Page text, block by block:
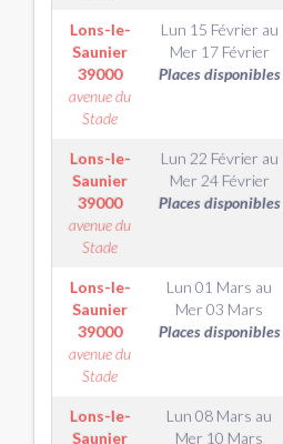
Lons-le-
Saunier
39000
avenue du
Stade
Lun 15 Février au
Mer 17 Février
Places disponibles
Lons-le-
Saunier
39000
avenue du
Stade
Lun 22 Février au
Mer 24 Février
Places disponibles
Lons-le-
Saunier
39000
avenue du
Stade
Lun 01 Mars au
Mer 03 Mars
Places disponibles
Lons-le-
Saunier
Lun 08 Mars au
Mer 10 Mars